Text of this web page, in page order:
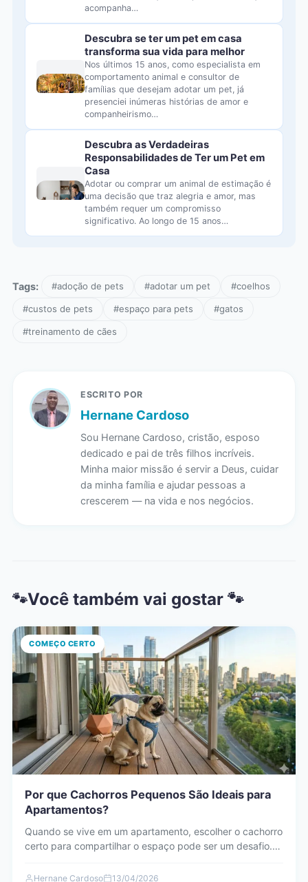
acompanha…
Descubra se ter um pet em casa
transforma sua vida para melhor
Nos últimos 15 anos, como especialista em
comportamento animal e consultor de
famílias que desejam adotar um pet, já
presenciei inúmeras histórias de amor e
companheirismo…
Descubra as Verdadeiras
Responsabilidades de Ter um Pet em
Casa
Adotar ou comprar um animal de estimação é
uma decisão que traz alegria e amor, mas
também requer um compromisso
significativo. Ao longo de 15 anos…
Tags: #adoção de pets #adotar um pet #coelhos
#custos de pets #espaço para pets #gatos
#treinamento de cães
ESCRITO POR
Hernane Cardoso
Sou Hernane Cardoso, cristão, esposo
dedicado e pai de três filhos incríveis.
Minha maior missão é servir a Deus, cuidar
da minha família e ajudar pessoas a
crescerem — na vida e nos negócios.
Você também vai gostar 🐾
COMEÇO CERTO
Por que Cachorros Pequenos São Ideais para
Apartamentos?
Quando se vive em um apartamento, escolher o cachorro
certo para compartilhar o espaço pode ser um desafio.…
Hernane Cardoso 13/04/2026